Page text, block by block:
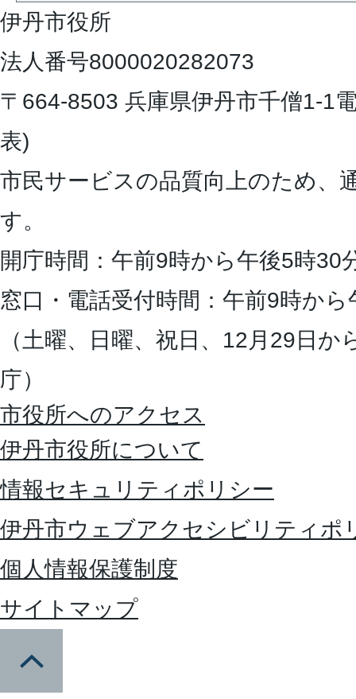
伊丹市役所
法人番号8000020282073
〒664-8503 兵庫県伊丹市千僧1-1
表)
市民サービスの品質向上のため、
す。
開庁時間：午前9時から午後5時30
窓口・電話受付時間：午前9時か
（土曜、日曜、祝日、12月29日
庁）
市役所へのアクセス
伊丹市役所について
情報セキュリティポリシー
伊丹市ウェブアクセシビリティポ
個人情報保護制度
サイトマップ